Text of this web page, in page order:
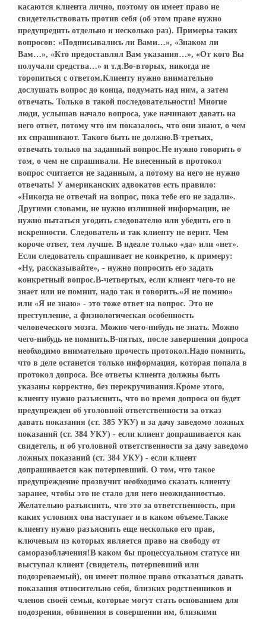
касаются клиента лично, поэтому он имеет право не
свидетельствовать против себя (об этом праве нужно
предупредить отдельно и несколько раз). Примеры таких
вопросов: «Подписывались ли Вами…», «Знаком ли
Вам…», «Кто предоставлял Вам указания…», «От кого Вы
получали средства…» и т.д.Во-вторых, никогда не
торопиться с ответом.Клиенту нужно внимательно
дослушать вопрос до конца, подумать над ним, а затем
отвечать. Только в такой последовательности! Многие
люди, услышав начало вопроса, уже начинают давать на
него ответ, потому что им показалось, что они знают, о чем
их спрашивают. Такого быть не должно.В-третьих,
отвечать только на заданный вопрос.Не нужно говорить о
том, о чем не спрашивали. Не внесенный в протокол
вопрос считается не заданным, а потому на него не нужно
отвечать! У американских адвокатов есть правило:
«Никогда не отвечай на вопрос, пока тебе его не задали».
Другими словами, не нужно излишней информации, не
нужно пытаться угодить следователю или убедить его в
искренности. Следователь и так клиенту не верит. Чем
короче ответ, тем лучше. В идеале только «да» или «нет».
Если следователь спрашивает не конкретно, к примеру:
«Ну, рассказывайте», - нужно попросить его задать
конкретный вопрос.В-четвертых, если клиент чего-то не
знает или не помнит, надо так и говорить.«Я не помню»
или «Я не знаю» - это тоже ответ на вопрос. Это не
преступление, а физиологическая особенность
человеческого мозга. Можно чего-нибудь не знать. Можно
чего-нибудь не помнить.В-пятых, после завершения допроса
необходимо внимательно прочесть протокол.Надо помнить,
что в деле останется только информация, которая попала в
протокол допроса. Все ответы клиента должны быть
указаны корректно, без перекручивания.Кроме этого,
клиенту нужно разъяснить, что во время допроса он будет
предупрежден об уголовной ответственности за отказ
давать показания (ст. 385 УКУ) и за дачу заведомо ложных
показаний (ст. 384 УКУ) - если клиент допрашивается как
свидетель, и об уголовной ответственности за дачу заведомо
ложных показаний (ст. 384 УКУ) - если клиент
допрашивается как потерпевший. О том, что такое
предупреждение прозвучит необходимо сказать клиенту
заранее, чтобы это не стало для него неожиданностью.
Желательно разъяснить, что это за ответственность, при
каких условиях она наступает и в каком объеме.Также
клиенту нужно разъяснить еще несколько его прав,
ключевым из которых является право на свободу от
саморазоблачения!В каком бы процессуальном статусе ни
выступал клиент (свидетель, потерпевший или
подозреваемый), он имеет полное право отказаться давать
показания относительно себя, близких родственников и
членов своей семьи, которые могут стать основанием для
подозрения, обвинения в совершении им, близкими